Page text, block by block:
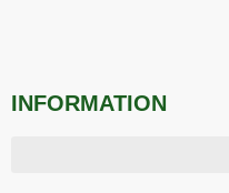
INFORMATION